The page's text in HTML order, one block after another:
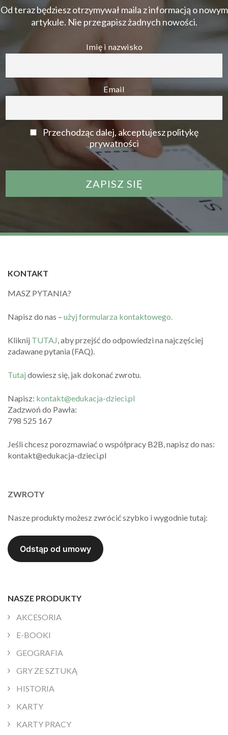
Od teraz będziesz otrzymywał maila z informacją o nowym
artykule. Nie przegapisz żadnych nowości.
Imię i nazwisko
Email
Przechodząc dalej, akceptujesz politykę
prywatności
KONTAKT
MASZ PYTANIA?
Napisz do nas – użyj formularza kontaktowego.
Kliknij TUTAJ , aby przejść do odpowiedzi na najczęściej
zadawane pytania (FAQ).
Tutaj dowiesz się, jak dokonać zwrotu.
Napisz: kontakt@edukacja-dzieci.pl
Zadzwoń do Pawła:
798 525 167
Jeśli chcesz porozmawiać o współpracy B2B, napisz do nas:
kontakt@edukacja-dzieci.pl
ZWROTY
Nasze produkty możesz zwrócić szybko i wygodnie tutaj:
NASZE PRODUKTY
AKCESORIA
E-BOOKI
GEOGRAFIA
GRY ZE SZTUKĄ
HISTORIA
KARTY
KARTY PRACY